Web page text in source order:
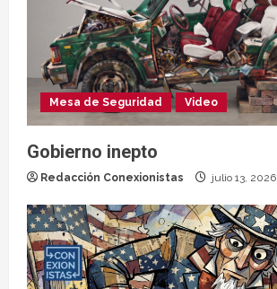
Mesa de Seguridad Video
Gobierno inepto
Redacción Conexionistas julio 13, 2026